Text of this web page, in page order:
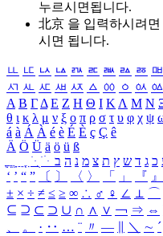
누르시면됩니다.
北京 을 입력하시려면
시면 됩니다.
ㅥ ㅦ ㅧ ㅨ ㅩ ㅪ ㅫ ㅬ ㅭ ㅮ
ㅺ ㅻ ㅼ ㅽ ㅾ ㅿ ㆀ ㆁ ㆂ ㆃ
Α Β ΓΔ Ε Ζ Η Θ Ι ΚΛ Μ Ν
θ ι κ λ μ ν ξ ο π ρ σ τ υ φ χ ψ
á à Á À é è É È ç Ç ê
Ä Ö Ü ä ö ü ß
ִֶֹ ֻּ ׁׂ כ ג ד ש ץ ת צ מ נ ה ב
‘ ’ “ ” 〔 〕 〈 〉 「 」 『 』
± × ÷ ≠ ≤ ≥ ∞ ∴ ♂ ♀ ∠ ⊥ ⌒
⊆ ⊇ ⊂ ⊃ ∪ ∩ ∧ ∨ ￢ ⇒ ⇔
、
。 · ‥ … ¨ 〃 ― ＼ ∼ ´